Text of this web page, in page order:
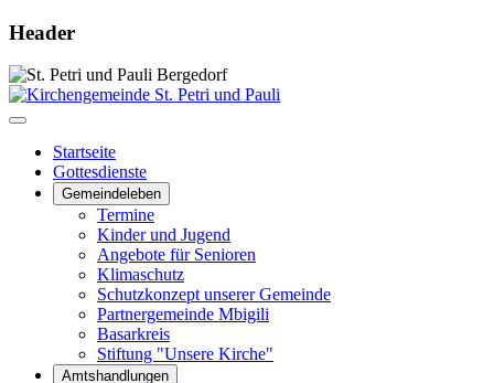
Header
Startseite
Gottesdienste
Gemeindeleben
Termine
Kinder und Jugend
Angebote für Senioren
Klimaschutz
Schutzkonzept unserer Gemeinde
Partnergemeinde Mbigili
Basarkreis
Stiftung "Unsere Kirche"
Amtshandlungen